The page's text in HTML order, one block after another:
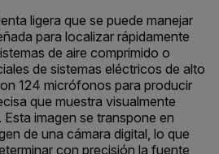
ligera que se puede manejar
para localizar rápidamente
de aire comprimido o
de sistemas eléctricos de alto
124 micrófonos para producir
que muestra visualmente
imagen se transpone en
de una cámara digital, lo que
con precisión la fuente